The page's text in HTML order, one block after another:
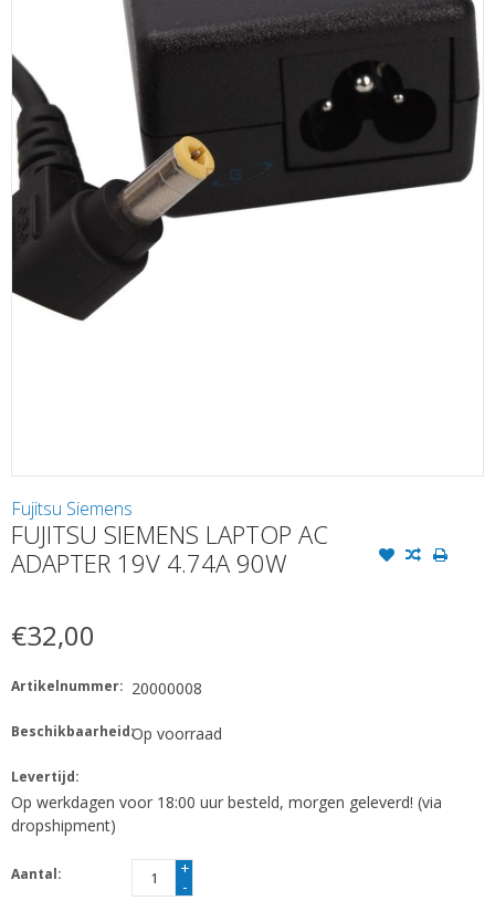
Fujitsu Siemens
FUJITSU SIEMENS LAPTOP AC
ADAPTER 19V 4.74A 90W
€32,00
Artikelnummer: 20000008
Beschikbaarheid:Op voorraad
Levertijd:
Op werkdagen voor 18:00 uur besteld, morgen geleverd! (via
dropshipment)
Aantal:
+
-